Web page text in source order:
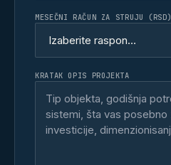
MESEČNI RAČUN ZA STRUJU (RSD)
KRATAK OPIS PROJEKTA